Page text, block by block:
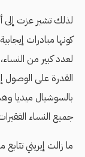
لذلك تشير عزت إلى
كونها مبادرات
لعدد كبير من
القدرة على الوصول
بالسوشيال ميديا
جميع النساء
ما زالت إيريني